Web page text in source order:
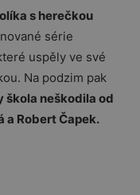
s herečkou
série
uspěly ve své
Na podzim pak
škola neškodila od
a Robert Čapek.